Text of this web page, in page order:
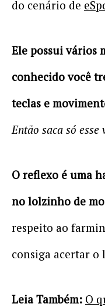
do cenário de
Ele possui vários
conhecido você
teclas e
Então saca só esse
O reflexo é uma
no lolzinho de
respeito ao
consiga acertar o
Leia Também: O